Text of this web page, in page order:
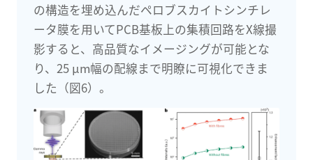
の構造を埋め込んだペロブスカイトシンチレ
ータ膜を用いてPCB基板上の集積回路をX線撮
影すると、高品質なイメージングが可能とな
り、25 μm幅の配線まで明瞭に可視化できま
した（図6）。